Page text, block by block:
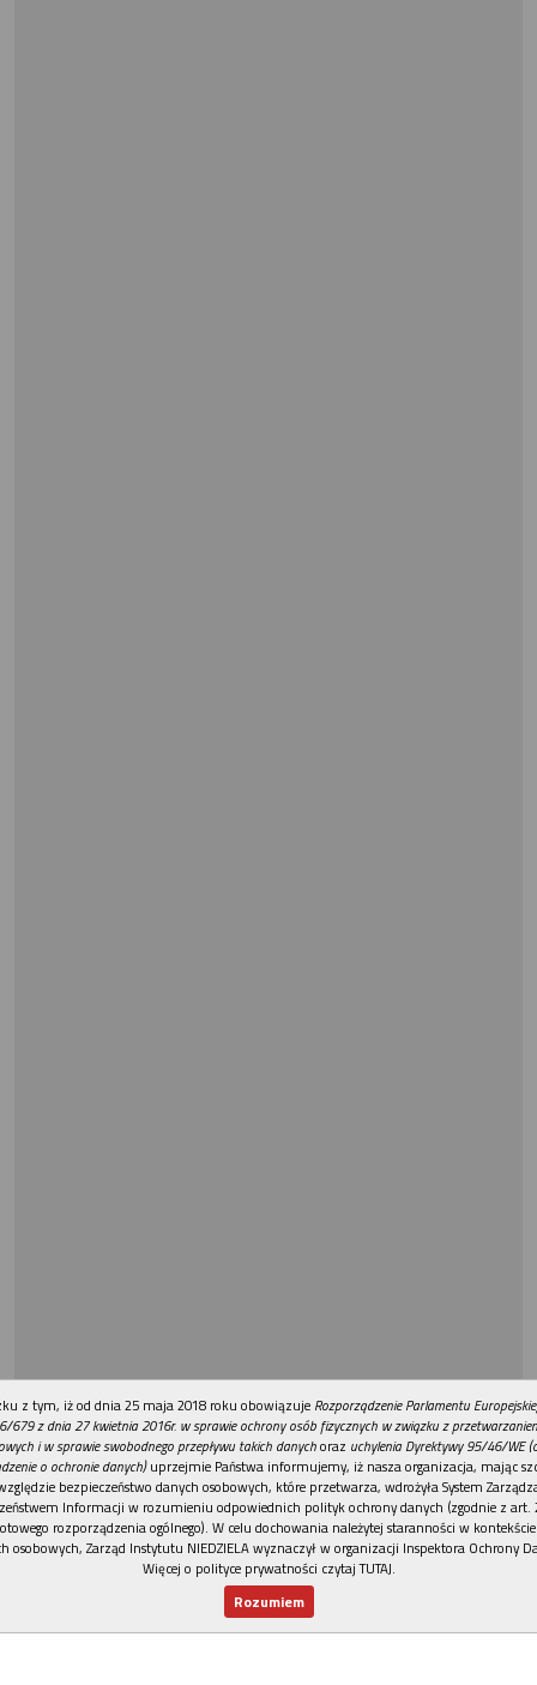
REKLAMA
z tym, iż od dnia 25 maja 2018 roku obowiązuje Rozporządzenie Parlamentu
679 z dnia 27 kwietnia 2016r. w sprawie ochrony osób fizycznych w związku z
i w sprawie swobodnego przepływu takich danychoraz uchylenia Dyrektywy 95/46/WE
o ochronie danych)uprzejmie Państwa informujemy, iż nasza organizacja, mając
bezpieczeństwo danych osobowych, które przetwarza, wdrożyła System
Informacji w rozumieniu odpowiednich polityk ochrony danych (zgodnie z art.
rozporządzenia ogólnego). W celu dochowania należytej staranności w
osobowych, Zarząd Instytutu NIEDZIELA wyznaczył w organizacji Inspektora Ochrony
Więcej o polityce prywatności czytaj TUTAJ.
Rozumiem